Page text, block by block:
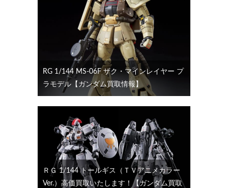
RG 1/144 MS-06F ザク・マインレイヤー プ
ラモデル【ガンダム買取情報】
ＲＧ 1/144 トールギス（ＴＶアニメカラー
Ver.）高価買取いたします！【ガンダム買取